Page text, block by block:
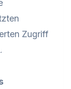
Zugriff